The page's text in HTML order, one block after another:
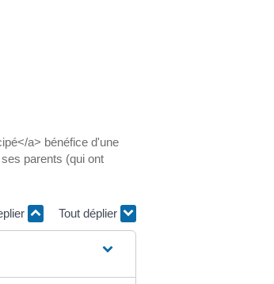
a> bénéfice d'une
parents (qui ont
Tout déplier